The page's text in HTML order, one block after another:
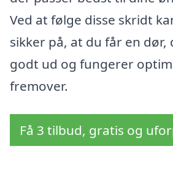
Ved at følge disse skridt
sikker på, at du får en dør,
godt ud og fungerer
fremover.
Få 3 tilbud, gratis og